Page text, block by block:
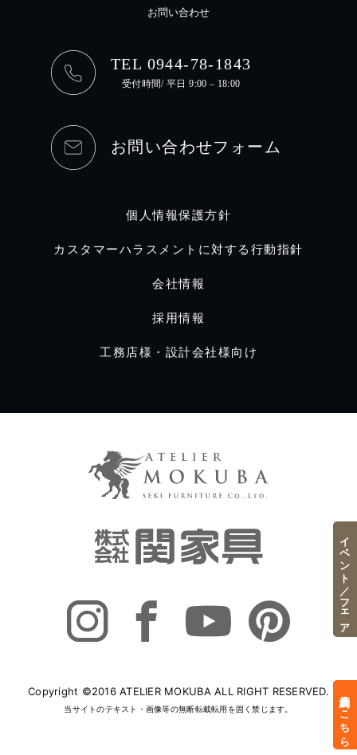
お問い合わせ
TEL 0944-78-1843
受付時間/ 平日 9:00 – 18:00
お問い合わせフォーム
個人情報保護方針
カスタマーハラスメントに対する行動指針
会社情報
採用情報
工務店様・設計会社様向け
Copyright ©2016 ATELIER MOKUBA ALL RIGHT RESERVED.
当サイトのテキスト・画像等の無断転載転用を固く禁じます。 来店予約はこちら
イベント／フェア